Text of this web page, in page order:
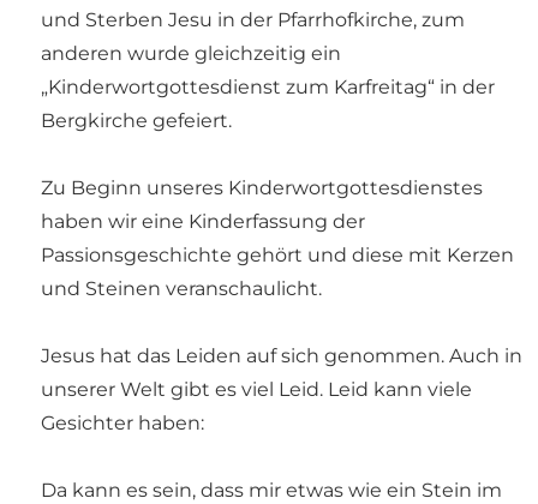
und Sterben Jesu in der Pfarrhofkirche, zum
anderen wurde gleichzeitig ein
„Kinderwortgottesdienst zum Karfreitag“ in der
Bergkirche gefeiert.
Zu Beginn unseres Kinderwortgottesdienstes
haben wir eine Kinderfassung der
Passionsgeschichte gehört und diese mit Kerzen
und Steinen veranschaulicht.
Jesus hat das Leiden auf sich genommen. Auch in
unserer Welt gibt es viel Leid. Leid kann viele
Gesichter haben:
Da kann es sein, dass mir etwas wie ein Stein im